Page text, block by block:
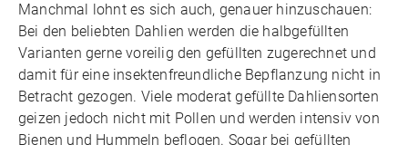
Manchmal lohnt es sich auch, genauer hinzuschauen:
Bei den beliebten Dahlien werden die halbgefüllten
Varianten gerne voreilig den gefüllten zugerechnet und
damit für eine insektenfreundliche Bepflanzung nicht in
Betracht gezogen. Viele moderat gefüllte Dahliensorten
geizen jedoch nicht mit Pollen und werden intensiv von
Bienen und Hummeln beflogen. Sogar bei gefüllten